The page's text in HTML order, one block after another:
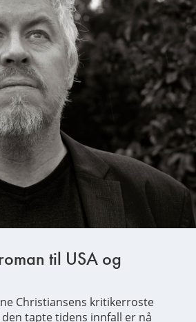
til USA og
Christiansens kritikerroste
tapte tidens innfall er nå